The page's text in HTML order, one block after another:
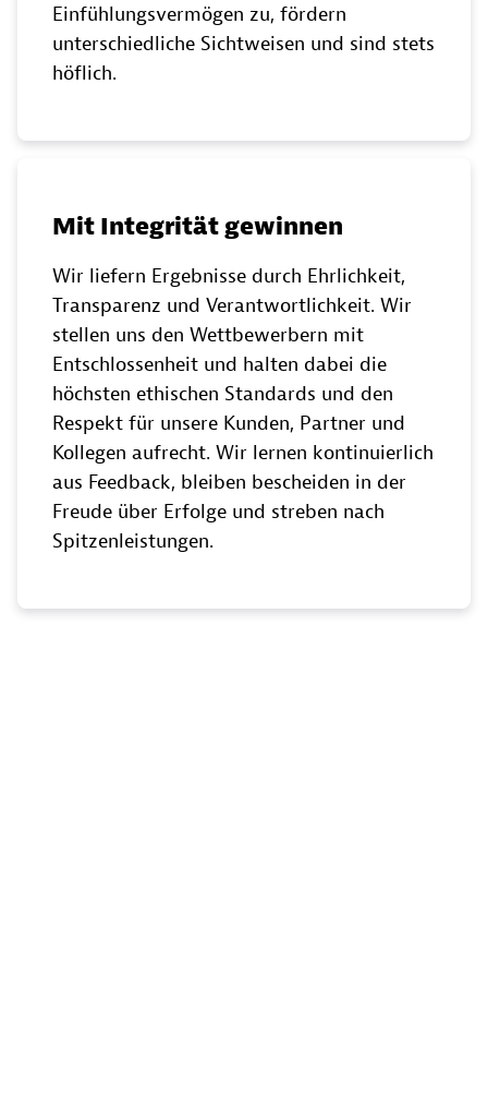
Einfühlungsvermögen zu, fördern
unterschiedliche Sichtweisen und sind stets
höflich.
Mit Integrität gewinnen
Wir liefern Ergebnisse durch Ehrlichkeit,
Transparenz und Verantwortlichkeit. Wir
stellen uns den Wettbewerbern mit
Entschlossenheit und halten dabei die
höchsten ethischen Standards und den
Respekt für unsere Kunden, Partner und
Kollegen aufrecht. Wir lernen kontinuierlich
aus Feedback, bleiben bescheiden in der
Freude über Erfolge und streben nach
Spitzenleistungen.